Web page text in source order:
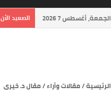
الجمعة, أغسطس 7 2026 الصعيد الأن
الرئيسية/مقالات وأراء/مقال د. خيرى